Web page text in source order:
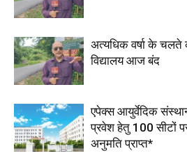
अत्यधिक वर्षा के
विद्यालय आज बंद
एपेक्स आयुर्वेदिक
प्रवेश हेतु 100 सीटों
अनुमति प्राप्त*